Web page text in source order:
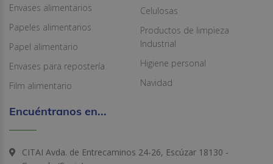
Envases alimentarios
Papeles alimentarios
Papel alimentario
Envases para repostería
Film alimentario
Celulosas
Productos de limpieza
Industrial
Higiene personal
Navidad
Encuéntranos en...
CITAI Avda. de Entrecaminos 24-26, Escúzar 18130 -